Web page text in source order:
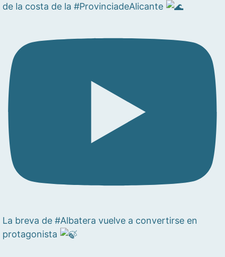
de la costa de la #ProvinciadeAlicante
La breva de #Albatera vuelve a convertirse en
protagonista